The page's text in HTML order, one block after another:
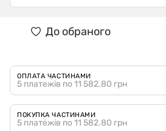
До обраного
ОПЛАТА ЧАСТИНАМИ
5 платежів по 11 582.80 грн
ПОКУПКА ЧАСТИНАМИ
5 платежів по 11 582.80 грн